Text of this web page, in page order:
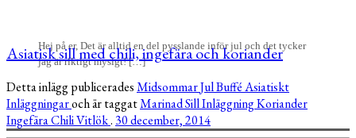
Hej på er, Det är alltid en del pysslande inför jul och det tycker
jag är riktigt mysigt! […]
Asiatisk sill med chili, ingefära och koriander
Detta inlägg publiceradesMidsommarJulBufféAsiatiskt
Inläggningaroch är taggatMarinadSillInläggningKoriander
IngefäraChiliVitlök. 30 december, 2014